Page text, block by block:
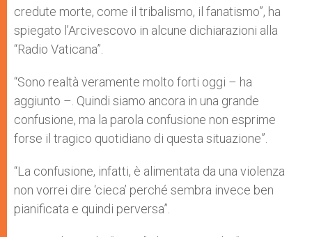
credute morte, come il tribalismo, il fanatismo”, ha
spiegato l’Arcivescovo in alcune dichiarazioni alla
“Radio Vaticana”.
“Sono realtà veramente molto forti oggi – ha
aggiunto –. Quindi siamo ancora in una grande
confusione, ma la parola confusione non esprime
forse il tragico quotidiano di questa situazione”.
“La confusione, infatti, è alimentata da una violenza
non vorrei dire ‘cieca’ perché sembra invece ben
pianificata e quindi perversa”.